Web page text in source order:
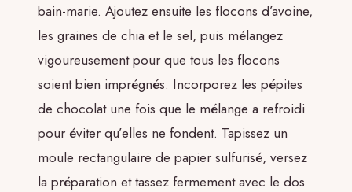
bain-marie. Ajoutez ensuite les flocons d’avoine,
les graines de chia et le sel, puis mélangez
vigoureusement pour que tous les flocons
soient bien imprégnés. Incorporez les pépites
de chocolat une fois que le mélange a refroidi
pour éviter qu’elles ne fondent. Tapissez un
moule rectangulaire de papier sulfurisé, versez
la préparation et tassez fermement avec le dos